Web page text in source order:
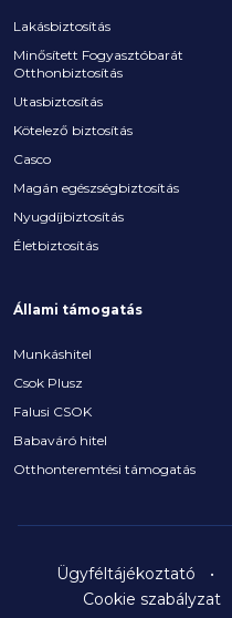
Lakásbiztosítás
Minősített Fogyasztóbarát
Otthonbiztosítás
Utasbiztosítás
Kötelező biztosítás
Casco
Magán egészségbiztosítás
Nyugdíjbiztosítás
Életbiztosítás
Állami támogatás
Munkáshitel
Csok Plusz
Falusi CSOK
Babaváró hitel
Otthonteremtési támogatás
Ügyféltájékoztató
Cookie szabályzat